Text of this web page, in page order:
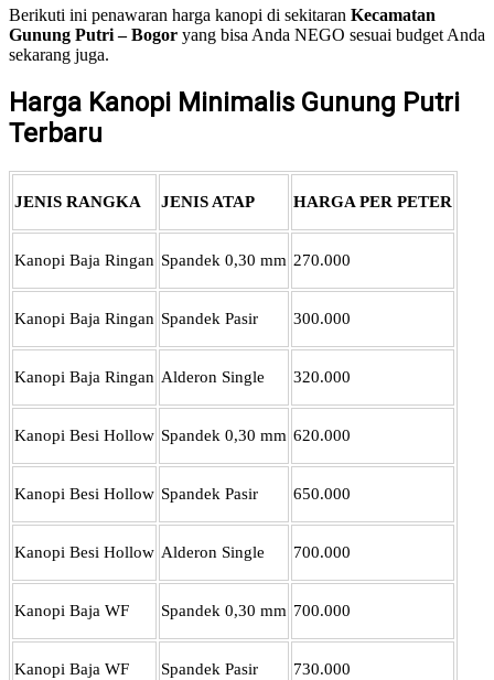
Berikuti ini penawaran harga kanopi di sekitaran Kecamatan
Gunung Putri – Bogor yang bisa Anda NEGO sesuai budget Anda
sekarang juga.
Harga Kanopi Minimalis Gunung Putri
Terbaru
JENIS RANGKA JENIS ATAP HARGA PER PETER
Kanopi Baja Ringan Spandek 0,30 mm 270.000
Kanopi Baja Ringan Spandek Pasir 300.000
Kanopi Baja Ringan Alderon Single 320.000
Kanopi Besi Hollow Spandek 0,30 mm 620.000
Kanopi Besi Hollow Spandek Pasir 650.000
Kanopi Besi Hollow Alderon Single 700.000
Kanopi Baja WF Spandek 0,30 mm 700.000
Kanopi Baja WF Spandek Pasir 730.000